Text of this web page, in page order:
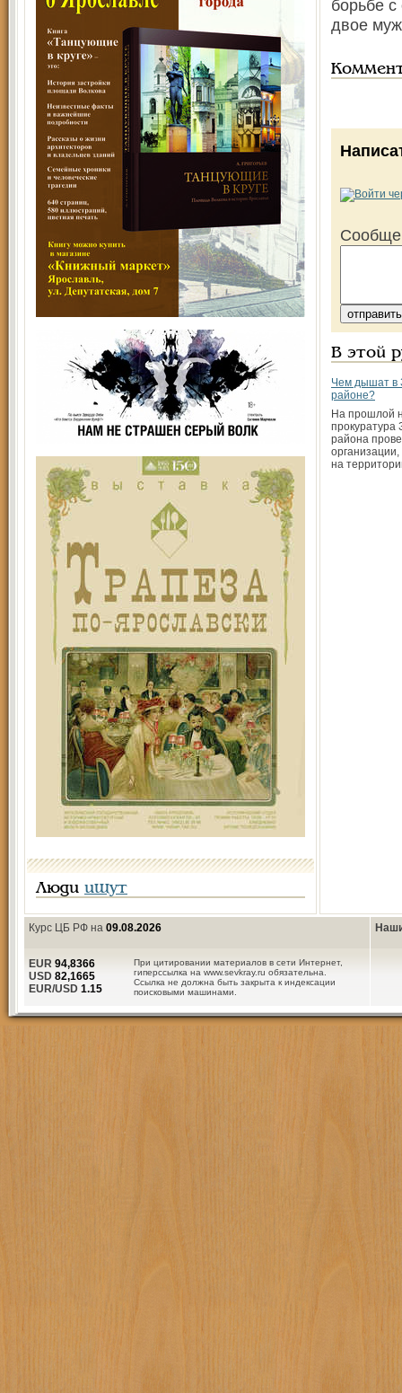
Люди ищут
борьбе
двое
В этой
Чем дышат в
районе?
На прошлой
прокуратура
района
на
Курс ЦБ РФ на 09.08.2026
При цитировании материалов в сети Интернет,
гиперссылка на www.sevkray.ru обязательна.
Ссылка не должна быть закрыта к индексации
поисковыми машинами.
EUR 94,8366
USD 82,1665
EUR/USD 1.15